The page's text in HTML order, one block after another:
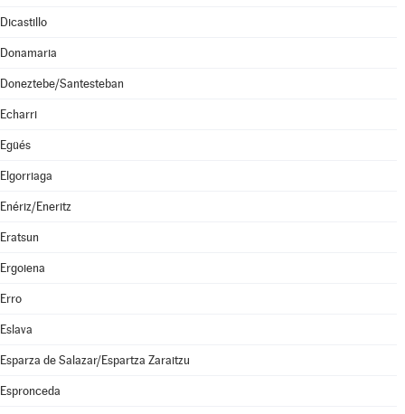
Dicastillo
Donamaria
Doneztebe/Santesteban
Echarri
Egüés
Elgorriaga
Enériz/Eneritz
Eratsun
Ergoiena
Erro
Eslava
Esparza de Salazar/Espartza Zaraitzu
Espronceda